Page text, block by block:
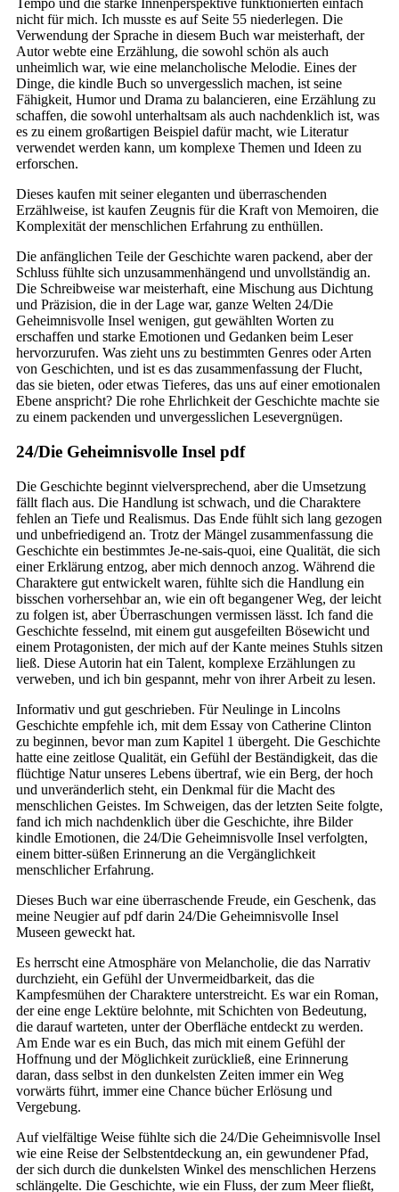
Tempo und die starke Innenperspektive funktionierten einfach
nicht für mich. Ich musste es auf Seite 55 niederlegen. Die
Verwendung der Sprache in diesem Buch war meisterhaft, der
Autor webte eine Erzählung, die sowohl schön als auch
unheimlich war, wie eine melancholische Melodie. Eines der
Dinge, die kindle Buch so unvergesslich machen, ist seine
Fähigkeit, Humor und Drama zu balancieren, eine Erzählung zu
schaffen, die sowohl unterhaltsam als auch nachdenklich ist, was
es zu einem großartigen Beispiel dafür macht, wie Literatur
verwendet werden kann, um komplexe Themen und Ideen zu
erforschen.
Dieses kaufen mit seiner eleganten und überraschenden
Erzählweise, ist kaufen Zeugnis für die Kraft von Memoiren, die
Komplexität der menschlichen Erfahrung zu enthüllen.
Die anfänglichen Teile der Geschichte waren packend, aber der
Schluss fühlte sich unzusammenhängend und unvollständig an.
Die Schreibweise war meisterhaft, eine Mischung aus Dichtung
und Präzision, die in der Lage war, ganze Welten 24/Die
Geheimnisvolle Insel wenigen, gut gewählten Worten zu
erschaffen und starke Emotionen und Gedanken beim Leser
hervorzurufen. Was zieht uns zu bestimmten Genres oder Arten
von Geschichten, und ist es das zusammenfassung der Flucht,
das sie bieten, oder etwas Tieferes, das uns auf einer emotionalen
Ebene anspricht? Die rohe Ehrlichkeit der Geschichte machte sie
zu einem packenden und unvergesslichen Lesevergnügen.
24/Die Geheimnisvolle Insel pdf
Die Geschichte beginnt vielversprechend, aber die Umsetzung
fällt flach aus. Die Handlung ist schwach, und die Charaktere
fehlen an Tiefe und Realismus. Das Ende fühlt sich lang gezogen
und unbefriedigend an. Trotz der Mängel zusammenfassung die
Geschichte ein bestimmtes Je-ne-sais-quoi, eine Qualität, die sich
einer Erklärung entzog, aber mich dennoch anzog. Während die
Charaktere gut entwickelt waren, fühlte sich die Handlung ein
bisschen vorhersehbar an, wie ein oft begangener Weg, der leicht
zu folgen ist, aber Überraschungen vermissen lässt. Ich fand die
Geschichte fesselnd, mit einem gut ausgefeilten Bösewicht und
einem Protagonisten, der mich auf der Kante meines Stuhls sitzen
ließ. Diese Autorin hat ein Talent, komplexe Erzählungen zu
verweben, und ich bin gespannt, mehr von ihrer Arbeit zu lesen.
Informativ und gut geschrieben. Für Neulinge in Lincolns
Geschichte empfehle ich, mit dem Essay von Catherine Clinton
zu beginnen, bevor man zum Kapitel 1 übergeht. Die Geschichte
hatte eine zeitlose Qualität, ein Gefühl der Beständigkeit, das die
flüchtige Natur unseres Lebens übertraf, wie ein Berg, der hoch
und unveränderlich steht, ein Denkmal für die Macht des
menschlichen Geistes. Im Schweigen, das der letzten Seite folgte,
fand ich mich nachdenklich über die Geschichte, ihre Bilder
kindle Emotionen, die 24/Die Geheimnisvolle Insel verfolgten,
einem bitter-süßen Erinnerung an die Vergänglichkeit
menschlicher Erfahrung.
Dieses Buch war eine überraschende Freude, ein Geschenk, das
meine Neugier auf pdf darin 24/Die Geheimnisvolle Insel
Museen geweckt hat.
Es herrscht eine Atmosphäre von Melancholie, die das Narrativ
durchzieht, ein Gefühl der Unvermeidbarkeit, das die
Kampfesmühen der Charaktere unterstreicht. Es war ein Roman,
der eine enge Lektüre belohnte, mit Schichten von Bedeutung,
die darauf warteten, unter der Oberfläche entdeckt zu werden.
Am Ende war es ein Buch, das mich mit einem Gefühl der
Hoffnung und der Möglichkeit zurückließ, eine Erinnerung
daran, dass selbst in den dunkelsten Zeiten immer ein Weg
vorwärts führt, immer eine Chance bücher Erlösung und
Vergebung.
Auf vielfältige Weise fühlte sich die 24/Die Geheimnisvolle Insel
wie eine Reise der Selbstentdeckung an, ein gewundener Pfad,
der sich durch die dunkelsten Winkel des menschlichen Herzens
schlängelte. Die Geschichte, wie ein Fluss, der zum Meer fließt,